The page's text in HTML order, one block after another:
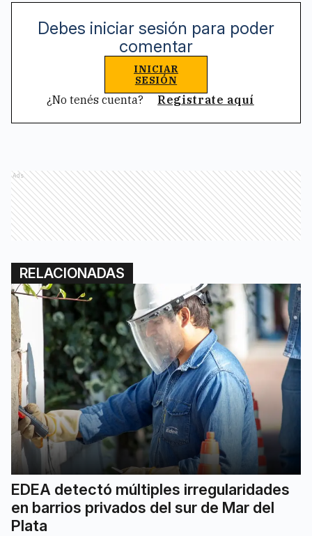
Debes iniciar sesión para poder
comentar
INICIAR
SESIÓN
¿No tenés cuenta? Registrate aquí
Ads
RELACIONADAS
EDEA detectó múltiples irregularidades
en barrios privados del sur de Mar del
Plata